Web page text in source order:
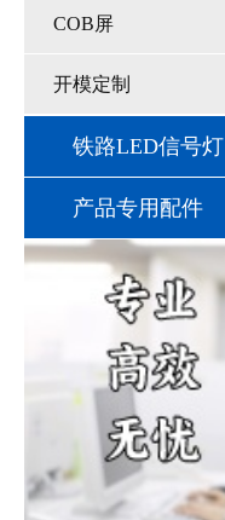
COB屏
开模定制
铁路LED信号灯
产品专用配件